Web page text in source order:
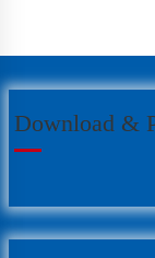
Download &